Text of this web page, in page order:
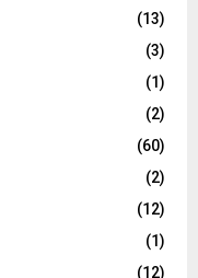
(13)
(3)
(1)
(2)
(60)
(2)
(12)
(1)
(12)